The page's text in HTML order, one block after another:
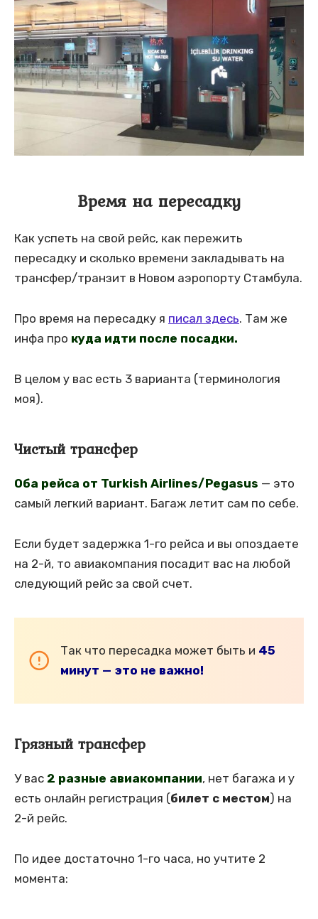
Время на пересадку
Как успеть на свой рейс, как пережить
пересадку и сколько времени закладывать на
трансфер/транзит в Новом аэропорту Стамбула.
Про время на пересадку я писал здесь. Там же
инфа про куда идти после посадки.
В целом у вас есть 3 варианта (терминология
моя).
Чистый трансфер
Оба рейса от Turkish Airlines/Pegasus — это
самый легкий вариант. Багаж летит сам по себе.
Если будет задержка 1-го рейса и вы опоздаете
на 2-й, то авиакомпания посадит вас на любой
следующий рейс за свой счет.
Так что пересадка может быть и 45
минут — это не важно!
Грязный трансфер
У вас 2 разные авиакомпании, нет багажа и у
есть онлайн регистрация (билет с местом) на
2-й рейс.
По идее достаточно 1-го часа, но учтите 2
момента: